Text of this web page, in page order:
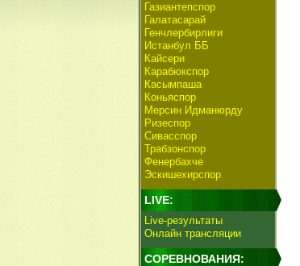
Газиантепспор
Галатасарай
Генчлербирлиги
Истанбул ББ
Кайсери
Карабюкспор
Касымпаша
Коньяспор
Мерсин Идманюрду
Ризеспор
Сивасспор
Трабзонспор
Фенербахче
Эскишехирспор
LIVE:
Live-результаты
Онлайн трансляции
СОРЕВНОВАНИЯ: